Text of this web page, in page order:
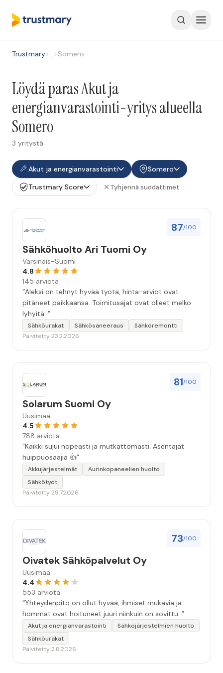
Trustmary>…>Somero
Löydä paras Akut ja
energianvarastointi-yritys alueella
Somero
3 yritystä
Akut ja energianvarastointi
Somero
Trustmary Score
Tyhjennä suodattimet
87/100
Sähköhuolto Ari Tuomi Oy
Varsinais-Suomi
4.8
145 arviota
“Aleksi on tehnyt hyvää työtä, hinta-arviot ovat
pitäneet paikkaansa. Toimitusajat ovat olleet melko
lyhyitä. ”
Sähköurakat Sähkösaneeraus
Sähköremontti
Päivitetty 23.2.2026
81/100
Solarum Suomi Oy
Uusimaa
4.5
788 arviota
“Kaikki sujui nopeasti ja mutkattomasti. Asentajat
huippuosaajia 👍”
Akkujärjestelmät
Aurinkopaneelien huolto
Sähkötyöt
Päivitetty 29.7.2026
73/100
Oivatek Sähköpalvelut Oy
Uusimaa
4.4
553 arviota
“Yhteydenpito on ollut hyvää, ihmiset mukavia ja
hommat ovat hoituneet juuri niinkuin on sovittu. ”
Akut ja energianvarastointi
Sähköjärjestelmien huolto
Sähköurakat
Päivitetty 2.8.2026